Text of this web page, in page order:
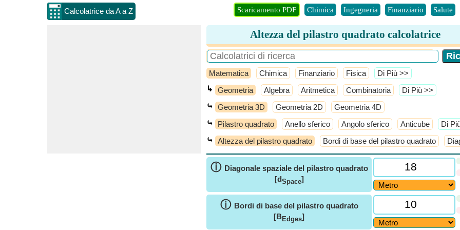
Calcolatrice da A a Z Scaricamento PDF Chimica Ingegneria Finanziario Salute
Altezza del pilastro quadrato calcolatrice
Matematica Chimica Finanziario Fisica ​Di Più >>
↳ Geometria Algebra Aritmetica Combinatoria ​Di Più >>
⤿ Geometria 3D Geometria 2D Geometria 4D
⤿ Pilastro quadrato Anello sferico Angolo sferico Anticube ​Di
⤿ Altezza del pilastro quadrato Bordi di base del pilastro quadrato
ⓘ Diagonale spaziale del pilastro quadrato
[dSpace]
ⓘ Bordi di base del pilastro quadrato
[BEdges]